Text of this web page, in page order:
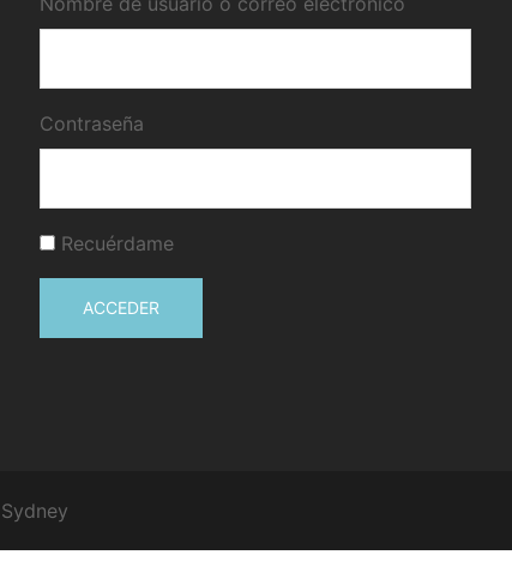
Contraseña
Recuérdame
ACCEDER
Sydney